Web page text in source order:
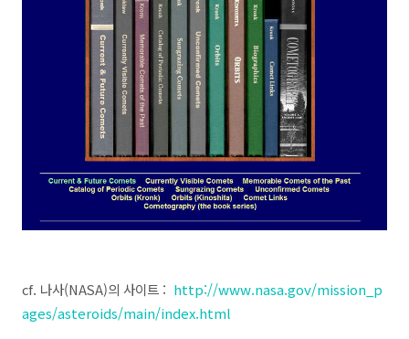
cf. 나사(NASA)의 사이트 : http://www.nasa.gov/mission_p
ages/asteroids/main/index.html